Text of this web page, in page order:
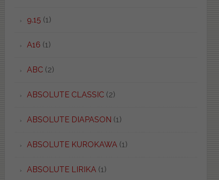
9.15 (1)
A16 (1)
ABC(2)
ABSOLUTE CLASSIC(2)
ABSOLUTE DIAPASON (1)
ABSOLUTE KUROKAWA (1)
ABSOLUTE LIRIKA (1)